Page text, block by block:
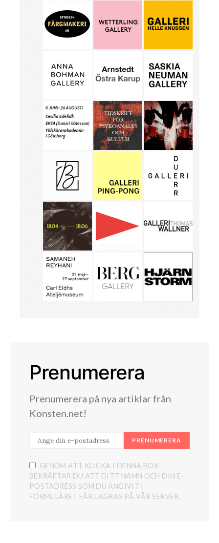
Prenumerera
Prenumerera på nya artiklar från
Konsten.net!
PRENUMERERA
GENOM ATT KLICKA I DENNA BOX
BEKRÄFTAR DU ATT DITT NAMN OCH DIN E-
POSTADRESS SOM DU ANGIVIT I
FORMULÄRET FÅR LAGRAS PÅ VÅR SERVER.